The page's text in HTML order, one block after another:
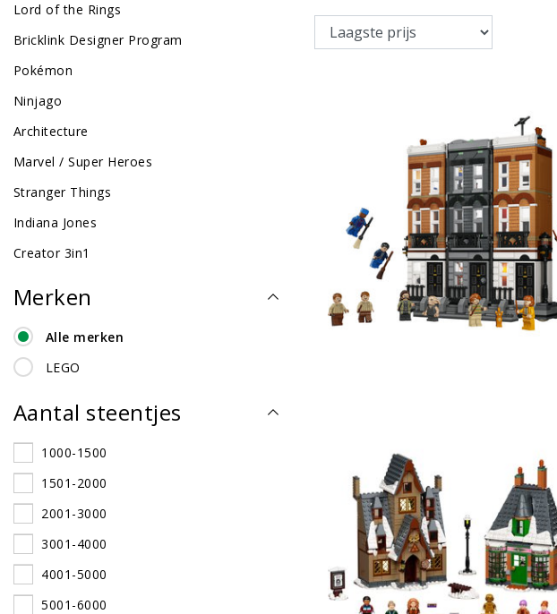
Lord of the Rings
Bricklink Designer Program
Pokémon
Ninjago
Architecture
Marvel / Super Heroes
Stranger Things
Indiana Jones
Creator 3in1
Merken
Alle merken
LEGO
Aantal steentjes
1000-1500
1501-2000
2001-3000
3001-4000
4001-5000
5001-6000